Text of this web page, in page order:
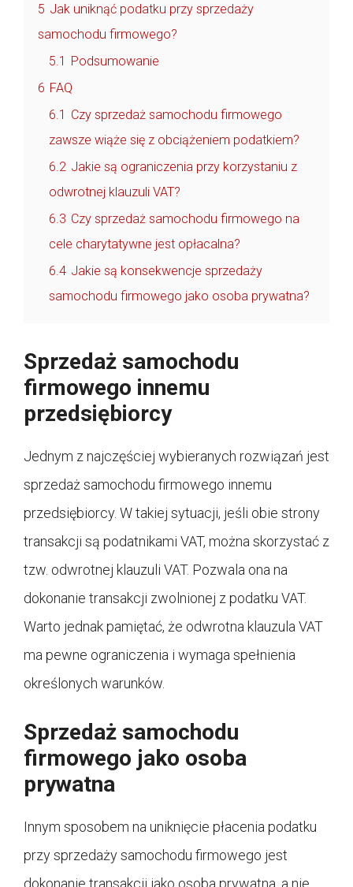
5 Jak uniknąć podatku przy sprzedaży
samochodu firmowego?
5.1 Podsumowanie
6 FAQ
6.1 Czy sprzedaż samochodu firmowego
zawsze wiąże się z obciążeniem podatkiem?
6.2 Jakie są ograniczenia przy korzystaniu z
odwrotnej klauzuli VAT?
6.3 Czy sprzedaż samochodu firmowego na
cele charytatywne jest opłacalna?
6.4 Jakie są konsekwencje sprzedaży
samochodu firmowego jako osoba prywatna?
Sprzedaż samochodu
firmowego innemu
przedsiębiorcy
Jednym z najczęściej wybieranych rozwiązań jest
sprzedaż samochodu firmowego innemu
przedsiębiorcy. W takiej sytuacji, jeśli obie strony
transakcji są podatnikami VAT, można skorzystać z
tzw. odwrotnej klauzuli VAT. Pozwala ona na
dokonanie transakcji zwolnionej z podatku VAT.
Warto jednak pamiętać, że odwrotna klauzula VAT
ma pewne ograniczenia i wymaga spełnienia
określonych warunków.
Sprzedaż samochodu
firmowego jako osoba
prywatna
Innym sposobem na uniknięcie płacenia podatku
przy sprzedaży samochodu firmowego jest
dokonanie transakcji jako osoba prywatna, a nie